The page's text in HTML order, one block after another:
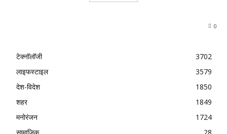
0
टेक्नॉलॉजी
3702
लाइफस्टाइल
3579
देश-विदेश
1850
शहर
1849
मनोरंजन
1724